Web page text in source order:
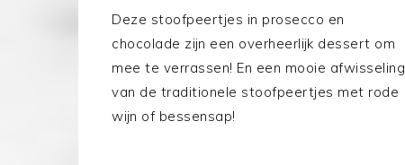
Deze stoofpeertjes in prosecco en
chocolade zijn een overheerlijk dessert om
mee te verrassen! En een mooie afwisseling
van de traditionele stoofpeertjes met rode
wijn of bessensap!